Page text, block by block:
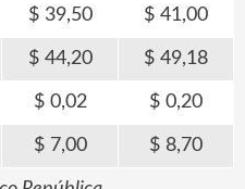
39,50 41,00
44,20 49,18
0,02 0,20
7,00 8,70